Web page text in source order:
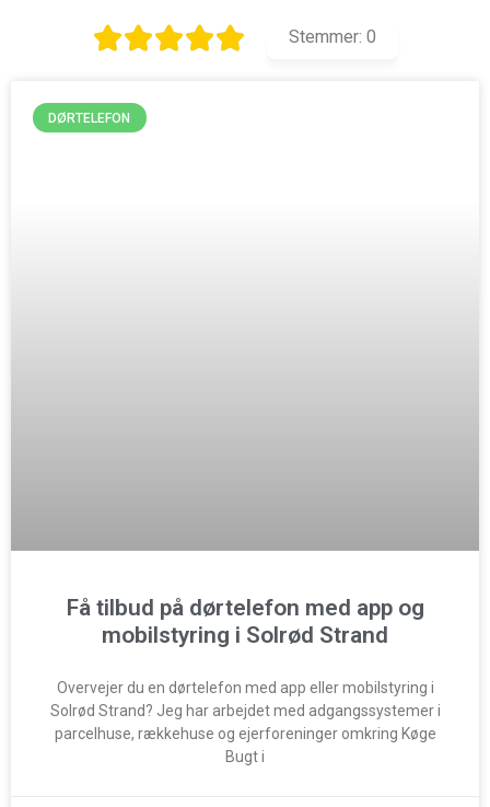
Stemmer: 0
DØRTELEFON
Få tilbud på dørtelefon med app og
mobilstyring i Solrød Strand
Overvejer du en dørtelefon med app eller mobilstyring i
Solrød Strand? Jeg har arbejdet med adgangssystemer i
parcelhuse, rækkehuse og ejerforeninger omkring Køge
Bugt i